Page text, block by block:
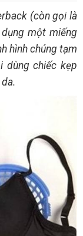
(còn gọi là
một miếng
hình chúng tạm
dùng chiếc kẹp